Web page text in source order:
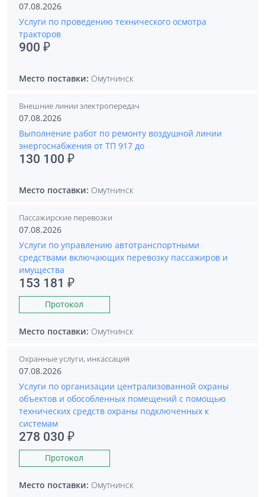
07.08.2026
Услуги по проведению технического осмотра
тракторов
900 ₽
Место поставки: Омутнинск
Внешние линии электропередач
07.08.2026
Выполнение работ по ремонту воздушной линии
энергоснабжения от ТП 917 до
130 100 ₽
Место поставки: Омутнинск
Пассажирские перевозки
07.08.2026
Услуги по управлению автотранспортными
средствами включающих перевозку пассажиров и
имущества
153 181 ₽
Протокол
Место поставки: Омутнинск
Охранные услуги, инкассация
07.08.2026
Услуги по организации централизованной охраны
объектов и обособленных помещений с помощью
технических средств охраны подключенных к
системам
278 030 ₽
Протокол
Место поставки: Омутнинск